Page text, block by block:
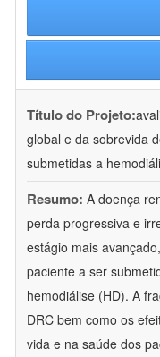
Título do Projeto:
global e da sobrevida
submetidas a
Resumo: A doença
perda progressiva e
estágio mais
paciente a ser
hemodiálise (HD). A
DRC bem como os
vida e na saúde dos